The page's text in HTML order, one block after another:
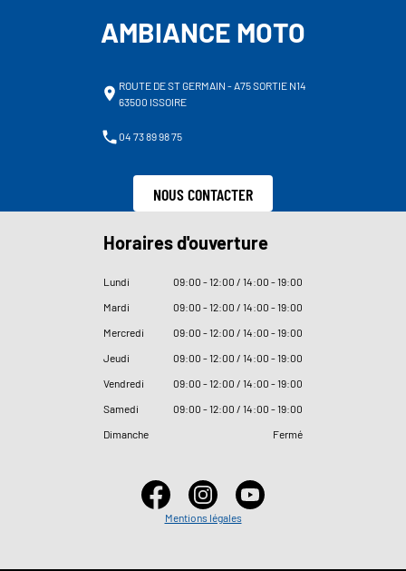
AMBIANCE MOTO
ROUTE DE ST GERMAIN - A75 SORTIE N14
63500 ISSOIRE
04 73 89 98 75
NOUS CONTACTER
Horaires d'ouverture
Lundi 09:00 - 12:00 / 14:00 - 19:00
Mardi
09:00 - 12:00 / 14:00 - 19:00
Mercredi
09:00 - 12:00 / 14:00 - 19:00
Jeudi
09:00 - 12:00 / 14:00 - 19:00
Vendredi
09:00 - 12:00 / 14:00 - 19:00
Samedi
09:00 - 12:00 / 14:00 - 19:00
Dimanche
Fermé
Mentions légales